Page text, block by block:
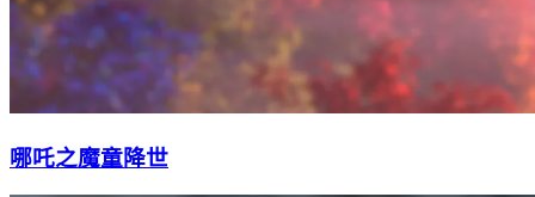
哪吒之魔童降世